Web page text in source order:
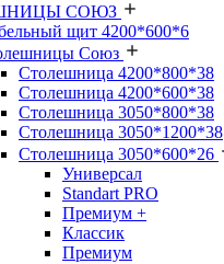
СОЮЗ
щит 4200*600*6
Союз
Столешница 4200*800*38
Столешница 4200*600*38
Столешница 3050*800*38
Столешница 3050*1200*38
Столешница 3050*600*26
Универсал
Standart PRO
Премиум +
Классик
Премиум